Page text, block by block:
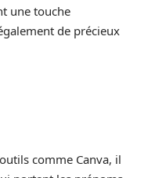
une touche
de précieux
comme Canva, il